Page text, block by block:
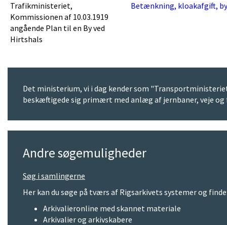
Trafikministeriet,
Kommissionen af 10.03.1919
angående Plan til en By ved
Hirtshals
Betænkning, kloakafgift,
Det ministerium, vi i dag kender som
beskæftigede sig primært med anlæg af jernbaner, veje
Andre søgemuligheder
Søg i samlingerne
Her kan du søge på tværs af Rigsarkivets systemer og
Arkivalieronline med skannet materiale
Arkivalier og arkivskabere